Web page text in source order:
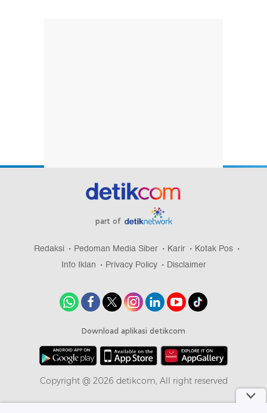
part of
Redaksi Pedoman Media Siber Karir
Kotak Pos
Info Iklan
Privacy Policy Disclaimer
Download aplikasi detikcom
Copyright @ 2026 detikcom, All right reserved